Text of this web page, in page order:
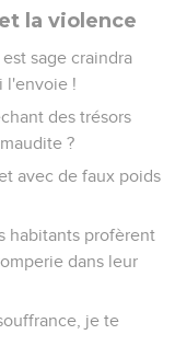
Mes yeux se
comme la boue
jour-là tes limites
et des villes
mer à l'autre et
à cause du